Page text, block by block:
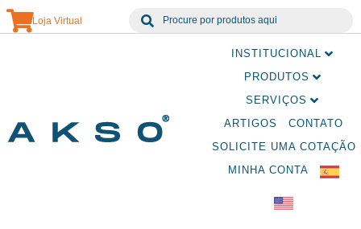
Loja Virtual
INSTITUCIONAL
PRODUTOS
SERVIÇOS
ARTIGOS
CONTATO
SOLICITE UMA COTAÇÃO
MINHA CONTA